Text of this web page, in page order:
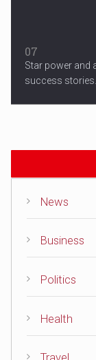
07
Star power and
success stories...
News
Business
Politics
Health